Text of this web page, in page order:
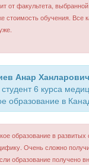
от факультета,
стоимость обучения. Все
Анар
6 курса
образование в
образование в
Очень сложно
образование получено